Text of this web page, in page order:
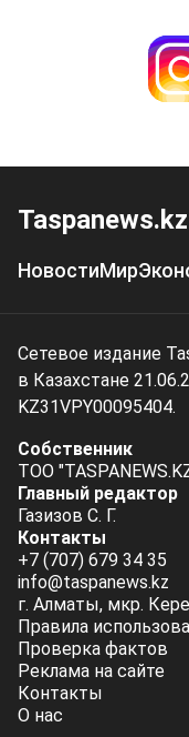
Taspanews.kz
НовостиМир
Сетевое издание
в Казахстане
KZ31VPY00095404.
Собственник
ТОО
Главный редактор
Газизов С. Г.
Контакты
+7 (707) 679 34 35
info@taspanews.kz
г. Алматы, мкр.
Правила
Проверка фактов
Реклама на сайте
Контакты
О нас